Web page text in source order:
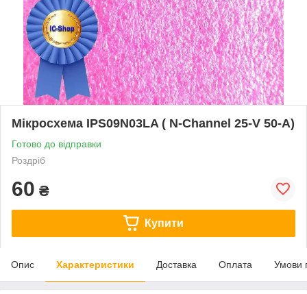
Мікросхема IPS09N03LA ( N-Channel 25-V 50-A)
Готово до відправки
Роздріб
60 ₴
Купити
Опис Характеристики Доставка Оплата Умови